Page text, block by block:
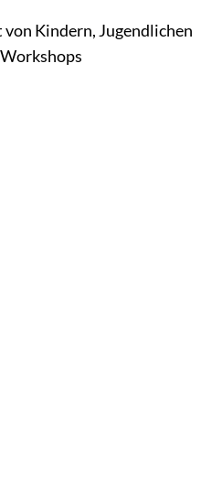
Kindern, Jugendlichen